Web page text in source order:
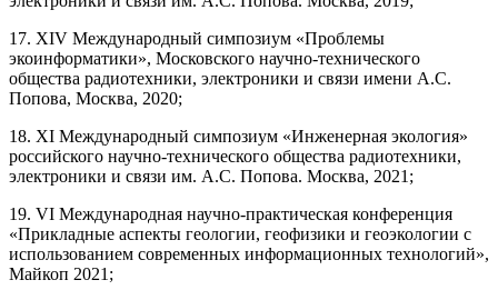
17. XIV Международный симпозиум «Проблемы
экоинформатики», Московского научно-технического
общества радиотехники, электроники и связи имени А.С.
Попова, Москва, 2020;
18. XI Международный симпозиум «Инженерная экология»
российского научно-технического общества радиотехники,
электроники и связи им. А.С. Попова. Москва, 2021;
19. VI Международная научно-практическая конференция
«Прикладные аспекты геологии, геофизики и геоэкологии с
использованием современных информационных технологий»,
Майкоп 2021;